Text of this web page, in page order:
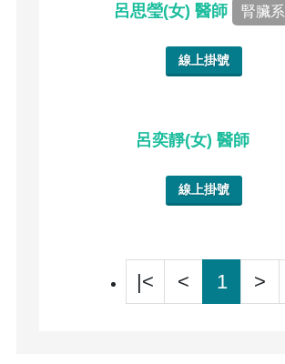
呂思瑩(女) 醫師 腎臟系
線上掛號
呂奕靜(女) 醫師
線上掛號
|< < 1 >